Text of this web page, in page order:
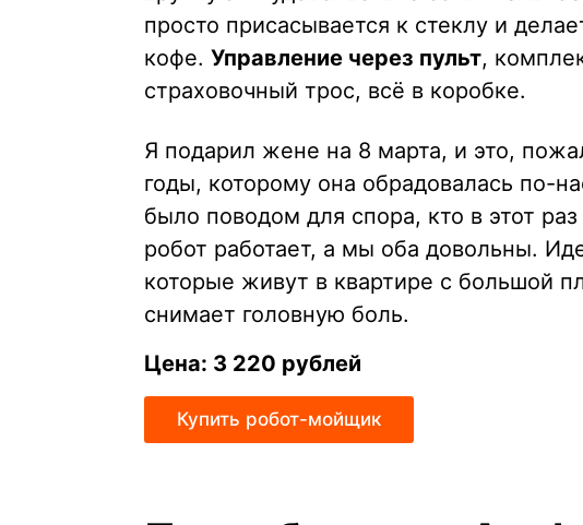
просто присасывается к стеклу и
кофе. Управление через пульт,
страховочный трос, всё в коробке.
Я подарил жене на 8 марта, и это,
годы, которому она обрадовалась по-
было поводом для спора, кто в этот
робот работает, а мы оба довольны.
которые живут в квартире с большой
снимает головную боль.
Цена: 3 220 рублей
Купить робот-мойщик